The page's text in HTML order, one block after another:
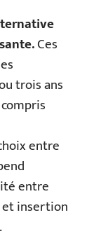
Ces
trois ans
entre
entre
insertion